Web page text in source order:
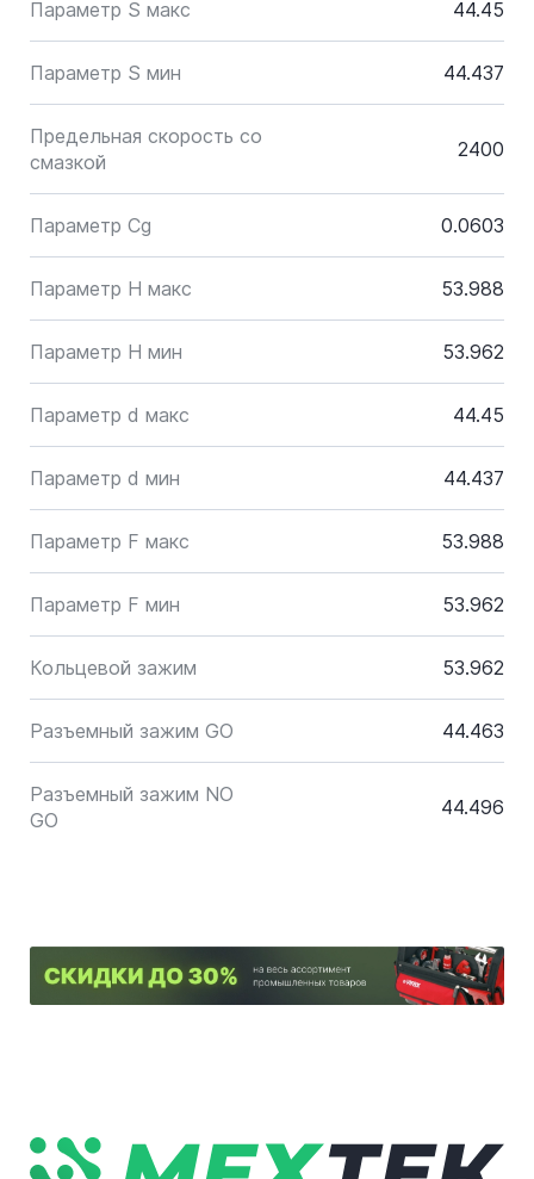
Параметр S макс 44.45
Параметр S мин 44.437
Предельная скорость со
смазкой
2400
Параметр Cg 0.0603
Параметр H макс 53.988
Параметр H мин 53.962
Параметр d макс 44.45
Параметр d мин 44.437
Параметр F макс 53.988
Параметр F мин 53.962
Кольцевой зажим 53.962
Разъемный зажим GO 44.463
Разъемный зажим NO
GO
44.496